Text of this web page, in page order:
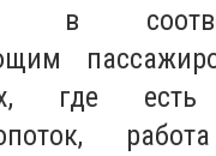
в
где есть